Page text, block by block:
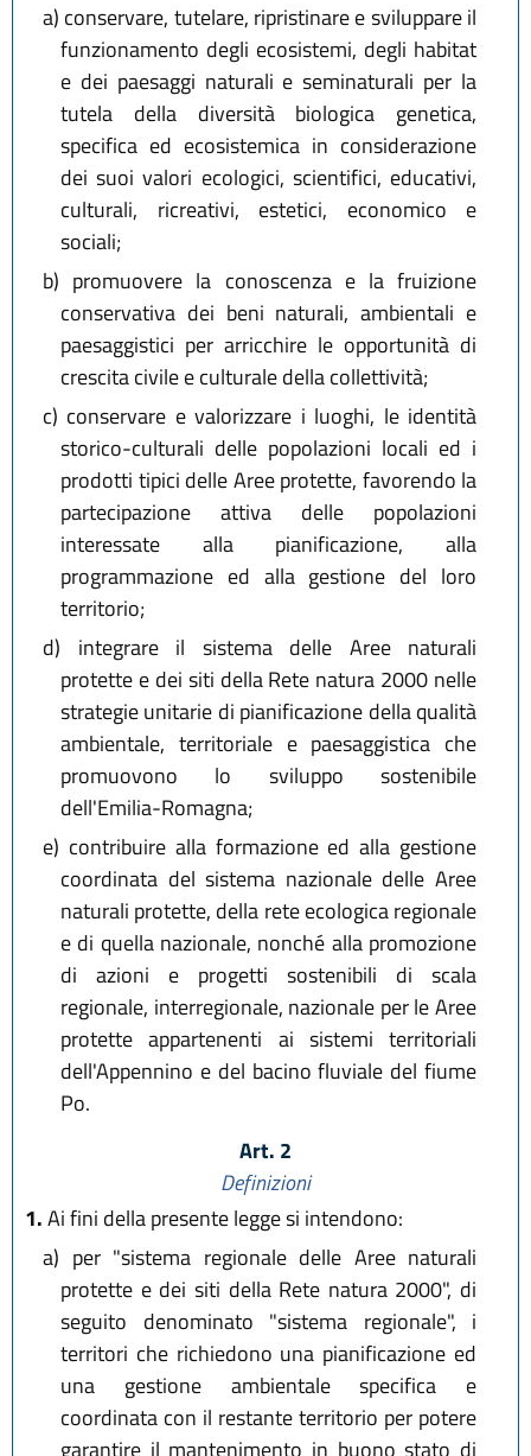
a) conservare, tutelare, ripristinare e sviluppare il
funzionamento degli ecosistemi, degli habitat
e dei paesaggi naturali e seminaturali per la
tutela della diversità biologica genetica,
specifica ed ecosistemica in considerazione
dei suoi valori ecologici, scientifici, educativi,
culturali, ricreativi, estetici, economico e
sociali;
b) promuovere la conoscenza e la fruizione
conservativa dei beni naturali, ambientali e
paesaggistici per arricchire le opportunità di
crescita civile e culturale della collettività;
c) conservare e valorizzare i luoghi, le identità
storico-culturali delle popolazioni locali ed i
prodotti tipici delle Aree protette, favorendo la
partecipazione attiva delle popolazioni
interessate alla pianificazione, alla
programmazione ed alla gestione del loro
territorio;
d) integrare il sistema delle Aree naturali
protette e dei siti della Rete natura 2000 nelle
strategie unitarie di pianificazione della qualità
ambientale, territoriale e paesaggistica che
promuovono lo sviluppo sostenibile
dell'Emilia-Romagna;
e) contribuire alla formazione ed alla gestione
coordinata del sistema nazionale delle Aree
naturali protette, della rete ecologica regionale
e di quella nazionale, nonché alla promozione
di azioni e progetti sostenibili di scala
regionale, interregionale, nazionale per le Aree
protette appartenenti ai sistemi territoriali
dell'Appennino e del bacino fluviale del fiume
Po.
Art. 2
Definizioni
1.Ai fini della presente legge si intendono:
a) per "sistema regionale delle Aree naturali
protette e dei siti della Rete natura 2000", di
seguito denominato "sistema regionale", i
territori che richiedono una pianificazione ed
una gestione ambientale specifica e
coordinata con il restante territorio per potere
garantire il mantenimento in buono stato di